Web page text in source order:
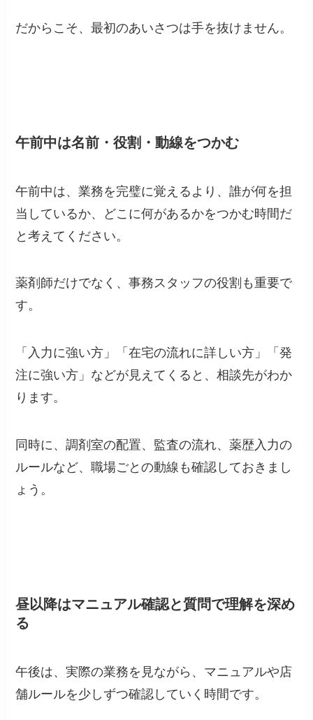
だからこそ、最初のあいさつは手を抜けません。
午前中は名前・役割・動線をつかむ
午前中は、業務を完璧に覚えるより、誰が何を担
当しているか、どこに何があるかをつかむ時間だ
と考えてください。
薬剤師だけでなく、事務スタッフの役割も重要で
す。
「入力に強い方」「在宅の流れに詳しい方」「発
注に強い方」などが見えてくると、相談先がわか
ります。
同時に、調剤室の配置、監査の流れ、薬歴入力の
ルールなど、職場ごとの動線も確認しておきまし
ょう。
昼以降はマニュアル確認と質問で理解を深め
る
午後は、実際の業務を見ながら、マニュアルや店
舗ルールを少しずつ確認していく時間です。